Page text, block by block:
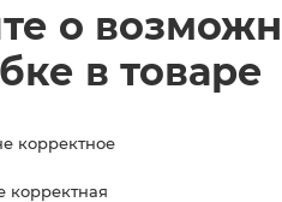
о
в товаре
корректное
корректная